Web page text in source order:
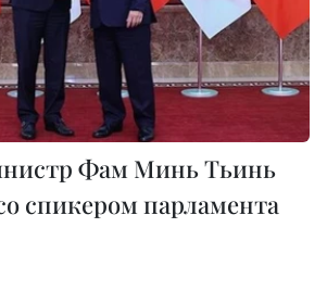
Фам Минь Тьинь
спикером парламента